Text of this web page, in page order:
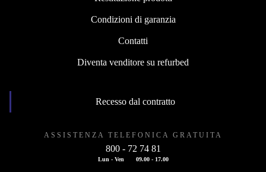
Condizioni di garanzia
Contatti
Diventa venditore su refurbed
Recesso dal contratto
ASSISTENZA TELEFONICA GRATUITA
800 - 72 74 81
Lun - Ven 09.00 - 17.00